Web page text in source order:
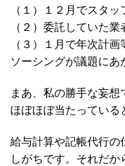
（１）１２月でスタ
（２）委託していた
（３）１月で年次計
ソーシングが議題にあ
まあ、私の勝手な妄想
ほぼほぼ当たっている
給与計算や記帳代行の
しがちです。それだ